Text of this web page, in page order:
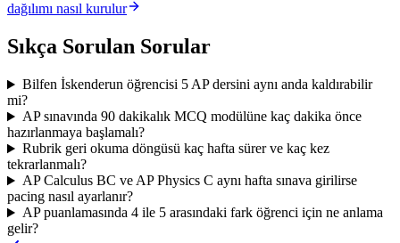
dağılımı nasıl kurulur
Sıkça Sorulan Sorular
Bilfen İskenderun öğrencisi 5 AP dersini aynı anda kaldırabilir
mi?
AP sınavında 90 dakikalık MCQ modülüne kaç dakika önce
hazırlanmaya başlamalı?
Rubrik geri okuma döngüsü kaç hafta sürer ve kaç kez
tekrarlanmalı?
AP Calculus BC ve AP Physics C aynı hafta sınava girilirse
pacing nasıl ayarlanır?
AP puanlamasında 4 ile 5 arasındaki fark öğrenci için ne anlama
gelir?